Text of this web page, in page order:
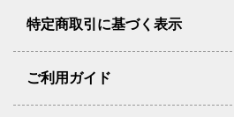
特定商取引に基づく表示
ご利用ガイド